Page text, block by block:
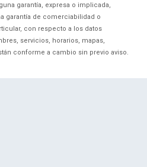
garantía, expresa o implicada,
garantía de comerciabilidad o
con respecto a los datos
servicios, horarios, mapas,
conforme a cambio sin previo aviso.